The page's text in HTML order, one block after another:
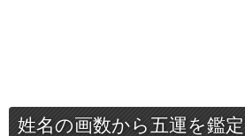
姓名の画数から五運を鑑定